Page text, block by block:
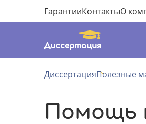
ГарантииКонтактыО
ДиссертацияПолезные
Помощь